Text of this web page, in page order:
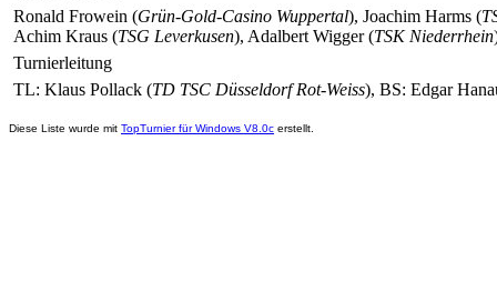
Ronald Frowein (Grün-Gold-Casino Wuppertal), Joachim Harms (
Achim Kraus (TSG Leverkusen), Adalbert Wigger (TSK Niederrhein
Turnierleitung
TL: Klaus Pollack (TD TSC Düsseldorf Rot-Weiss), BS: Edgar
Diese Liste wurde mit TopTurnier für Windows V8.0c erstellt.